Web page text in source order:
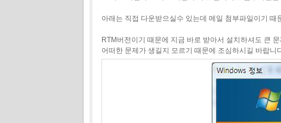
아래는 직접 다운받으실수 있는데 메일 첨부파일이기
RTM버전이기 때문에 지금 바로 받아서 설치하셔도 큰
어떠한 문제가 생길지 모르기 때문에 조심하시길 바랍니